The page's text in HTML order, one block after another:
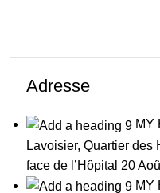
Adresse
MY
Lavoisier, Quartier
face de l’Hôpital 20
MY